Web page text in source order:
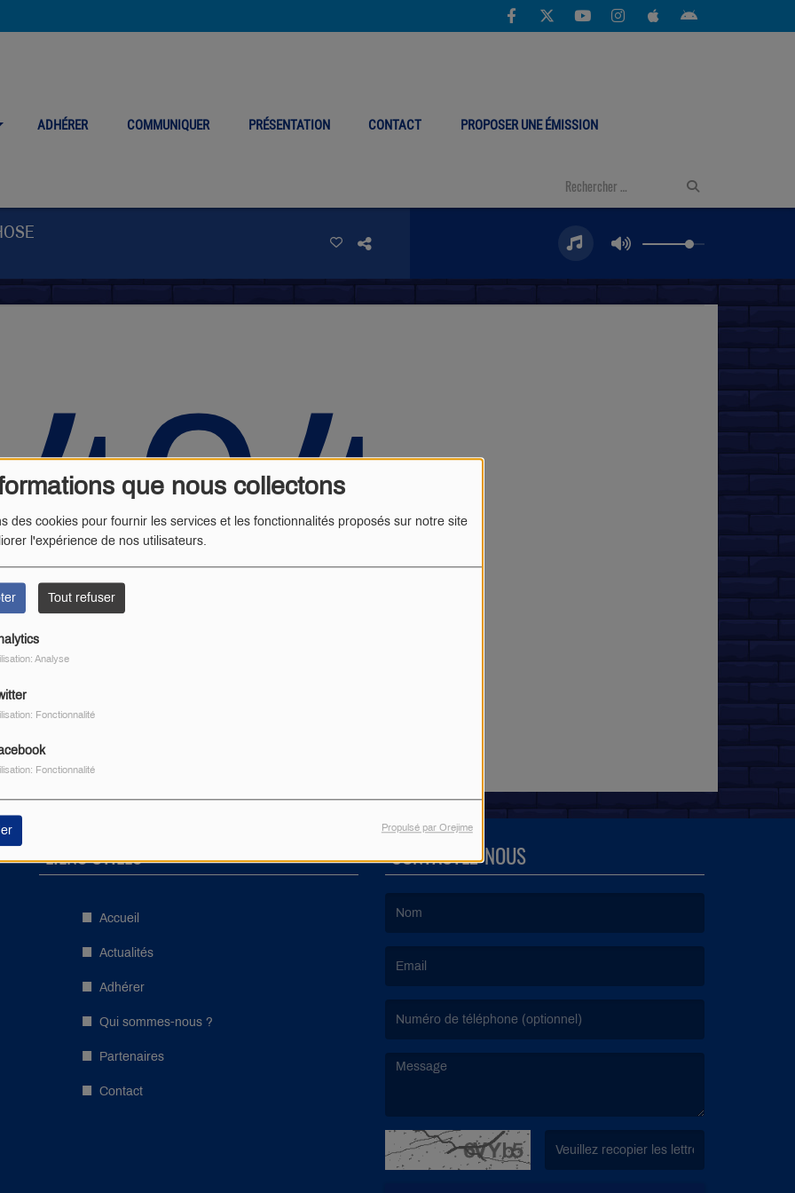
que nous collectons
des cookies pour fournir les services et les fonctionnalités proposés sur notre site
l'expérience de nos utilisateurs.
Tout refuser
Analyse
Fonctionnalité
Fonctionnalité
Propulsé par Orejime
ADHÉRER COMMUNIQUER PRÉSENTATION CONTACT PROPOSER UNE ÉMISSION
404
vous avez rencontré une erreur.
LIENS UTILES
Accueil
Actualités
Adhérer
Qui sommes-nous ?
Partenaires
Contact
CONTACTEZ-NOUS